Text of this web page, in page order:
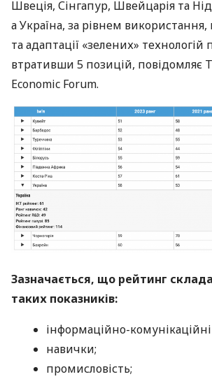
Швеція, Сінгапур, Швейцарія та
а Україна, за рівнем
та адаптації «зелених» технологій
втративши 5 позицій, повідомляє
Economic Forum.
Зазначається, що рейтинг
таких показників:
інформаційно-комунікаційні
навички;
промисловість;